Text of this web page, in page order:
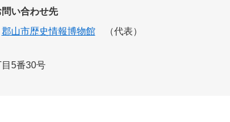
い合わせ先
郡山市歴史情報博物館
（代表）
5番30号